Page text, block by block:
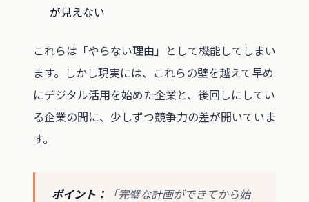
が見えない
これらは「やらない理由」として機能してしまい
ます。しかし現実には、これらの壁を越えて早め
にデジタル活用を始めた企業と、後回しにしてい
る企業の間に、少しずつ競争力の差が開いていま
す。
ポイント：
「完璧な計画ができてから始